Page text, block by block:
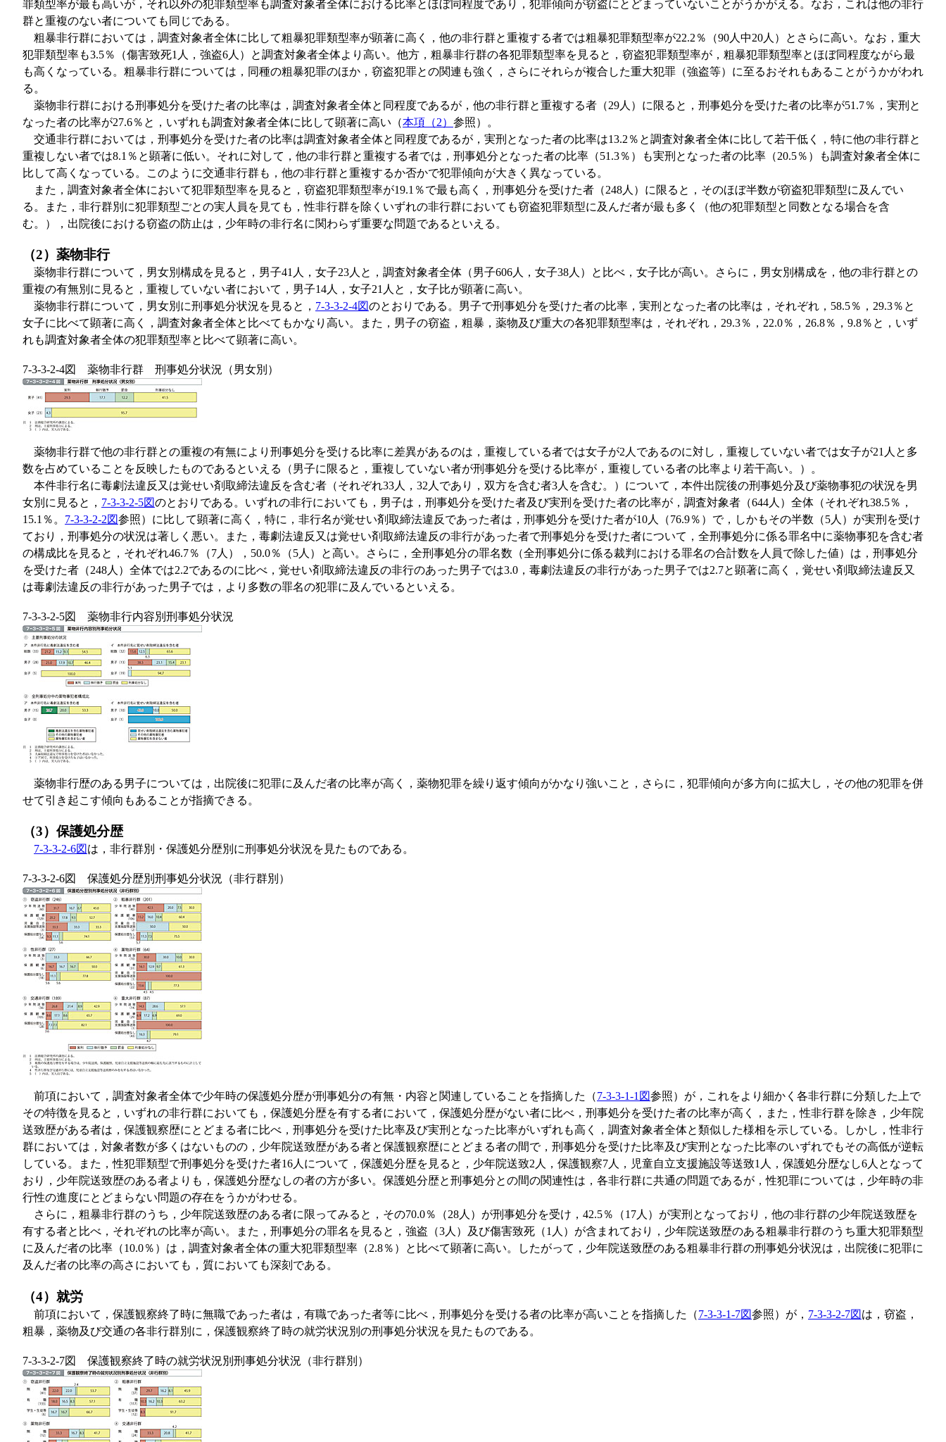
罪類型率が最も高いが，それ以外の犯罪類型率も調査対象者全体における比率とほぼ同程度であり，犯罪傾向が窃盗にとどまっていないことがうかがえる。なお，これは他の非行
群と重複のない者についても同じである。
粗暴非行群においては，調査対象者全体に比して粗暴犯罪類型率が顕著に高く，他の非行群と重複する者では粗暴犯罪類型率が22.2％（90人中20人）とさらに高い。なお，重大
犯罪類型率も3.5％（傷害致死1人，強盗6人）と調査対象者全体より高い。他方，粗暴非行群の各犯罪類型率を見ると，窃盗犯罪類型率が，粗暴犯罪類型率とほぼ同程度ながら最
も高くなっている。粗暴非行群については，同種の粗暴犯罪のほか，窃盗犯罪との関連も強く，さらにそれらが複合した重大犯罪（強盗等）に至るおそれもあることがうかがわれ
る。
薬物非行群における刑事処分を受けた者の比率は，調査対象者全体と同程度であるが，他の非行群と重複する者（29人）に限ると，刑事処分を受けた者の比率が51.7％，実刑と
なった者の比率が27.6％と，いずれも調査対象者全体に比して顕著に高い（本項（2） 参照）。
交通非行群においては，刑事処分を受けた者の比率は調査対象者全体と同程度であるが，実刑となった者の比率は13.2％と調査対象者全体に比して若干低く，特に他の非行群と
重複しない者では8.1％と顕著に低い。それに対して，他の非行群と重複する者では，刑事処分となった者の比率（51.3％）も実刑となった者の比率（20.5％）も調査対象者全体に
比して高くなっている。このように交通非行群も，他の非行群と重複するか否かで犯罪傾向が大きく異なっている。
また，調査対象者全体において犯罪類型率を見ると，窃盗犯罪類型率が19.1％で最も高く，刑事処分を受けた者（248人）に限ると，そのほぼ半数が窃盗犯罪類型に及んでい
る。また，非行群別に犯罪類型ごとの実人員を見ても，性非行群を除くいずれの非行群においても窃盗犯罪類型に及んだ者が最も多く（他の犯罪類型と同数となる場合を含
む。），出院後における窃盗の防止は，少年時の非行名に関わらず重要な問題であるといえる。
（2）薬物非行
薬物非行群について，男女別構成を見ると，男子41人，女子23人と，調査対象者全体（男子606人，女子38人）と比べ，女子比が高い。さらに，男女別構成を，他の非行群との
重複の有無別に見ると，重複していない者において，男子14人，女子21人と，女子比が顕著に高い。
薬物非行群について，男女別に刑事処分状況を見ると， 7-3-3-2-4図のとおりである。男子で刑事処分を受けた者の比率，実刑となった者の比率は，それぞれ，58.5％，29.3％と
女子に比べて顕著に高く，調査対象者全体と比べてもかなり高い。また，男子の窃盗，粗暴，薬物及び重大の各犯罪類型率は，それぞれ，29.3％，22.0％，26.8％，9.8％と，いず
れも調査対象者全体の犯罪類型率と比べて顕著に高い。
7-3-3-2-4図 薬物非行群 刑事処分状況（男女別）
薬物非行群で他の非行群との重複の有無により刑事処分を受ける比率に差異があるのは，重複している者では女子が2人であるのに対し，重複していない者では女子が21人と多
数を占めていることを反映したものであるといえる（男子に限ると，重複していない者が刑事処分を受ける比率が，重複している者の比率より若干高い。）。
本件非行名に毒劇法違反又は覚せい剤取締法違反を含む者（それぞれ33人，32人であり，双方を含む者3人を含む。）について，本件出院後の刑事処分及び薬物事犯の状況を男
女別に見ると， 7-3-3-2-5図のとおりである。いずれの非行においても，男子は，刑事処分を受けた者及び実刑を受けた者の比率が，調査対象者（644人）全体（それぞれ38.5％，
15.1％。 7-3-3-2-2図参照）に比して顕著に高く，特に，非行名が覚せい剤取締法違反であった者は，刑事処分を受けた者が10人（76.9％）で，しかもその半数（5人）が実刑を受け
ており，刑事処分の状況は著しく悪い。また，毒劇法違反又は覚せい剤取締法違反の非行があった者で刑事処分を受けた者について，全刑事処分に係る罪名中に薬物事犯を含む者
の構成比を見ると，それぞれ46.7％（7人），50.0％（5人）と高い。さらに，全刑事処分の罪名数（全刑事処分に係る裁判における罪名の合計数を人員で除した値）は，刑事処分
を受けた者（248人）全体では2.2であるのに比べ，覚せい剤取締法違反の非行のあった男子では3.0，毒劇法違反の非行があった男子では2.7と顕著に高く，覚せい剤取締法違反又
は毒劇法違反の非行があった男子では，より多数の罪名の犯罪に及んでいるといえる。
7-3-3-2-5図 薬物非行内容別刑事処分状況
薬物非行歴のある男子については，出院後に犯罪に及んだ者の比率が高く，薬物犯罪を繰り返す傾向がかなり強いこと，さらに，犯罪傾向が多方向に拡大し，その他の犯罪を併
せて引き起こす傾向もあることが指摘できる。
（3）保護処分歴
7-3-3-2-6図 は，非行群別・保護処分歴別に刑事処分状況を見たものである。
7-3-3-2-6図 保護処分歴別刑事処分状況（非行群別）
前項において，調査対象者全体で少年時の保護処分歴が刑事処分の有無・内容と関連していることを指摘した（7-3-3-1-1図参照）が，これをより細かく各非行群に分類した上で
その特徴を見ると，いずれの非行群においても，保護処分歴を有する者において，保護処分歴がない者に比べ，刑事処分を受けた者の比率が高く，また，性非行群を除き，少年院
送致歴がある者は，保護観察歴にとどまる者に比べ，刑事処分を受けた比率及び実刑となった比率がいずれも高く，調査対象者全体と類似した様相を示している。しかし，性非行
群においては，対象者数が多くはないものの，少年院送致歴がある者と保護観察歴にとどまる者の間で，刑事処分を受けた比率及び実刑となった比率のいずれでもその高低が逆転
している。また，性犯罪類型で刑事処分を受けた者16人について，保護処分歴を見ると，少年院送致2人，保護観察7人，児童自立支援施設等送致1人，保護処分歴なし6人となって
おり，少年院送致歴のある者よりも，保護処分歴なしの者の方が多い。保護処分歴と刑事処分との間の関連性は，各非行群に共通の問題であるが，性犯罪については，少年時の非
行性の進度にとどまらない問題の存在をうかがわせる。
さらに，粗暴非行群のうち，少年院送致歴のある者に限ってみると，その70.0％（28人）が刑事処分を受け，42.5％（17人）が実刑となっており，他の非行群の少年院送致歴を
有する者と比べ，それぞれの比率が高い。また，刑事処分の罪名を見ると，強盗（3人）及び傷害致死（1人）が含まれており，少年院送致歴のある粗暴非行群のうち重大犯罪類型
に及んだ者の比率（10.0％）は，調査対象者全体の重大犯罪類型率（2.8％）と比べて顕著に高い。したがって，少年院送致歴のある粗暴非行群の刑事処分状況は，出院後に犯罪に
及んだ者の比率の高さにおいても，質においても深刻である。
（4）就労
前項において，保護観察終了時に無職であった者は，有職であった者等に比べ，刑事処分を受ける者の比率が高いことを指摘した（7-3-3-1-7図参照）が， 7-3-3-2-7図 は，窃盗，
粗暴，薬物及び交通の各非行群別に，保護観察終了時の就労状況別の刑事処分状況を見たものである。
7-3-3-2-7図 保護観察終了時の就労状況別刑事処分状況（非行群別）